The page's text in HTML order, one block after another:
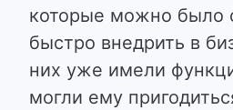
которые можно было
быстро внедрить в
них уже имели
могли ему